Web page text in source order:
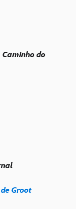
Caminho do
Groot